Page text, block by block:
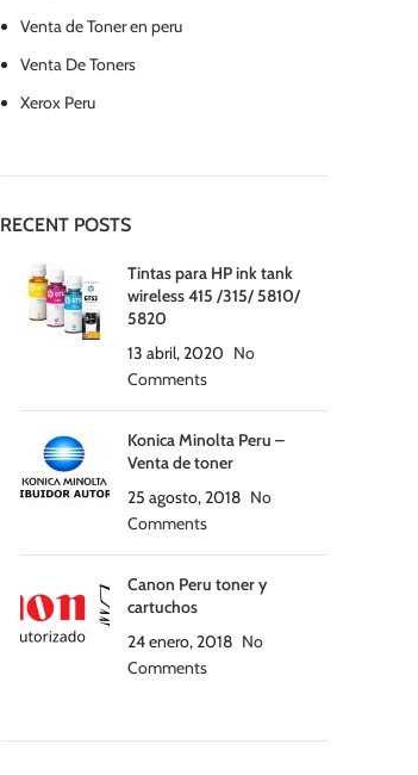
Venta de Toner en peru
Venta De Toners
Xerox Peru
RECENT POSTS
Tintas para HP ink tank
wireless 415 /315/ 5810/
5820
13 abril, 2020 No
Comments
Konica Minolta Peru –
Venta de toner
25 agosto, 2018 No
Comments
Canon Peru toner y
cartuchos
24 enero, 2018 No
Comments